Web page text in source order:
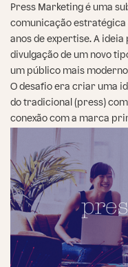
Press Marketing é uma
comunicação
anos de expertise. A
divulgação de um novo
um público mais
O desafio era criar uma
do tradicional (press)
conexão com a marca